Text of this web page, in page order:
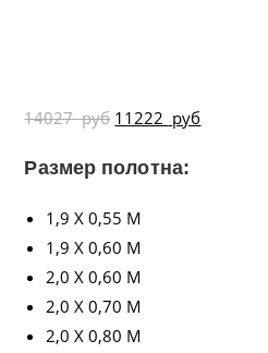
14027руб 11222 руб
Размер полотна:
1,9 X 0,55 М
1,9 X 0,60 М
2,0 X 0,60 М
2,0 X 0,70 М
2,0 X 0,80 М